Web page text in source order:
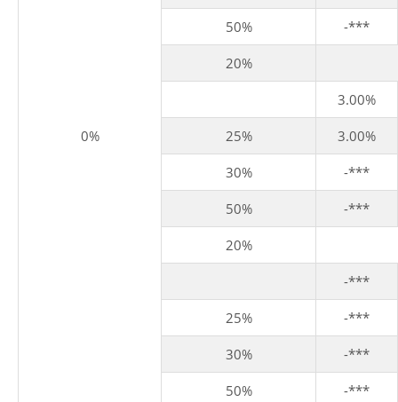
0%
50% -***
20%
3.00%
25% 3.00%
30% -***
50% -***
20%
-***
25% -***
30% -***
50% -***